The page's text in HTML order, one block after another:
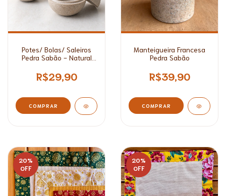
Potes/ Bolas/ Saleiros
Pedra Sabão - Natural
R$29,90
Manteigueira Francesa
Pedra Sabão
R$39,90
20%
OFF
20%
OFF